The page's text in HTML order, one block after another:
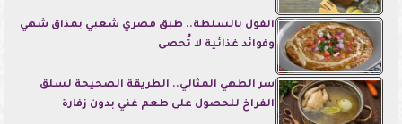
الفول بالسلطة.. طبق مصري شعبي بمذاق شهي
وفوائد غذائية لا تُحصى
سر الطهي المثالي.. الطريقة الصحيحة لسلق
الفراخ للحصول على طعم غني بدون زفارة